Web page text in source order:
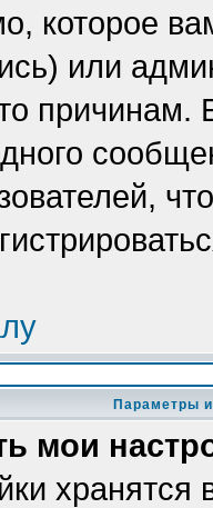
которое
или
Параметры
мои